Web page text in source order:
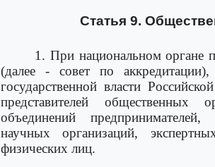
Статья 9.
1. При национальном органе
(далее - совет по
государственной власти
представителей
объединений
научных организаций,
физических лиц.